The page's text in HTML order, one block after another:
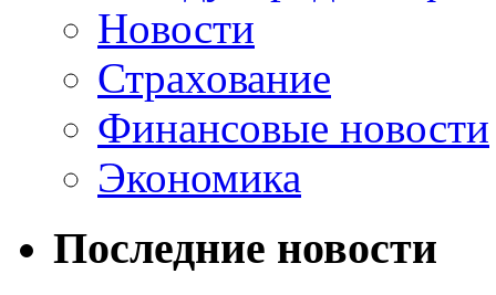
Новости
Страхование
Финансовые новости
Экономика
Последние новости